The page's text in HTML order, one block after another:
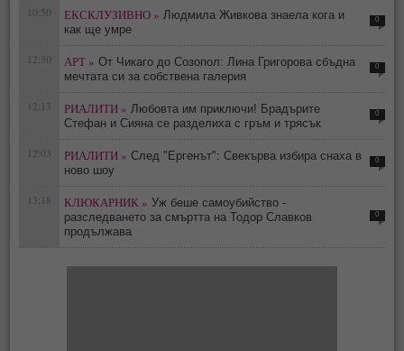
10:50 ЕКСКЛУЗИВНО » Людмила Живкова знаела кога и
как ще умре
0
12:30 АРТ » От Чикаго до Созопол: Лина Григорова сбъдна
мечтата си за собствена галерия
0
12:13 РИАЛИТИ » Любовта им приключи! Брадърите
Стефан и Сияна се разделиха с гръм и трясък
0
12:03 РИАЛИТИ » След "Ергенът": Свекърва избира снаха в
ново шоу
0
13:18 КЛЮКАРНИК » Уж беше самоубийство -
разследването за смъртта на Тодор Славков
продължава
0